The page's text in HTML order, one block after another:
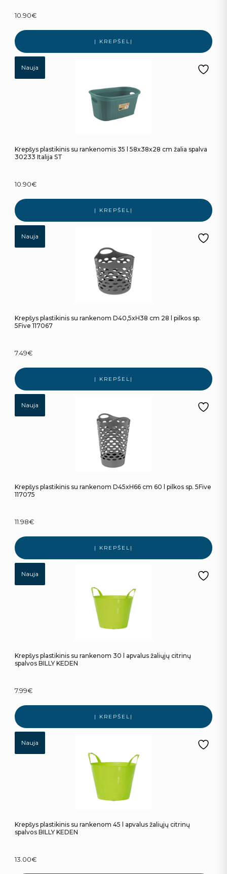
10.90€
Į KREPŠELĮ
Nauja
Krepšys plastikinis su rankenomis 35 l 58x38x28 cm žalia spalva
30233 Italija ST
10.90€
Į KREPŠELĮ
Nauja
Krepšys plastikinis su rankenom D40,5xH38 cm 28 l pilkos sp.
5Five 117067
7.49€
Į KREPŠELĮ
Nauja
Krepšys plastikinis su rankenom D45xH66 cm 60 l pilkos sp. 5Five
117075
11.98€
Į KREPŠELĮ
Nauja
Krepšys plastikinis su rankenom 30 l apvalus žaliųjų citrinų
spalvos BILLY KEDEN
7.99€
Į KREPŠELĮ
Nauja
Krepšys plastikinis su rankenom 45 l apvalus žaliųjų citrinų
spalvos BILLY KEDEN
13.00€